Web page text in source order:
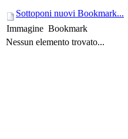
Sottoponi nuovi Bookmark...
Immagine Bookmark
Nessun elemento trovato...